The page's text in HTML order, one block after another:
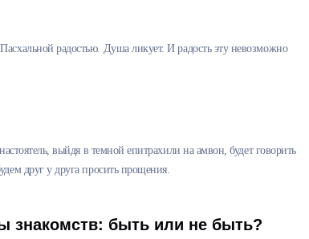
радостью. Душа ликует. И радость эту невозможно
выйдя в темной епитрахили на амвон, будет говорить
друг у друга просить прощения.
знакомств: быть или не быть?